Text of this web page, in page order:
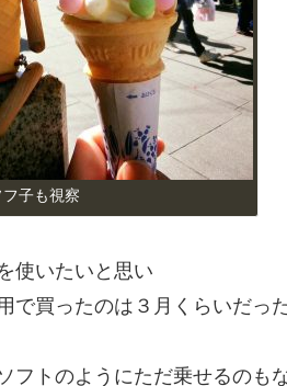
子も視察
使いたいと思い
で買ったのは３月くらいだっ
フトのようにただ乗せるのも